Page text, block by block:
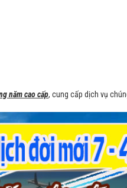
năm cao cấp, cung cấp dịch vụ